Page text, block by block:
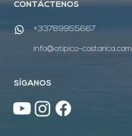
CONTÁCTENOS
+33789955667
info@atipico-costarica.com
SÍGANOS